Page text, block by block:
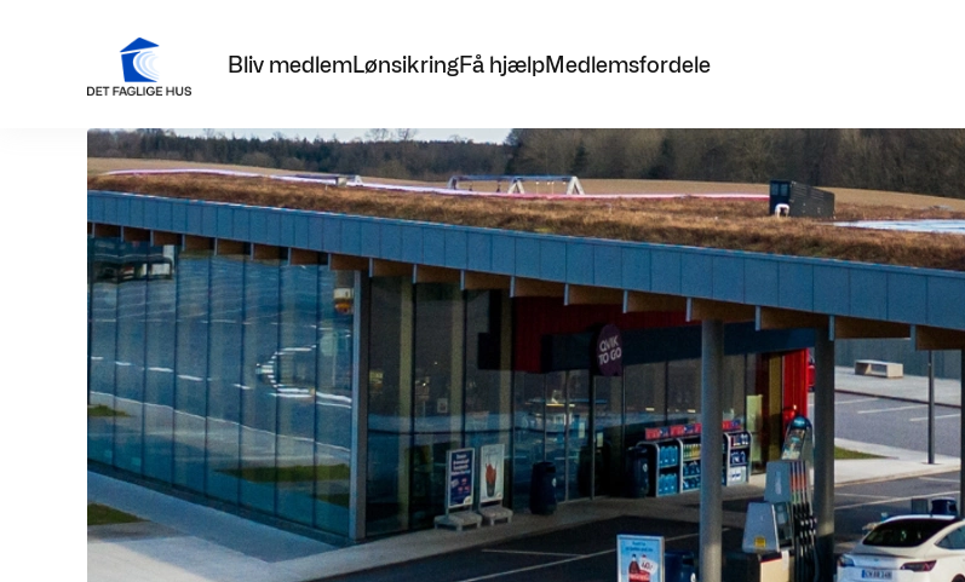
Bliv medlemLønsikringFå hjælpMedlemsfordele